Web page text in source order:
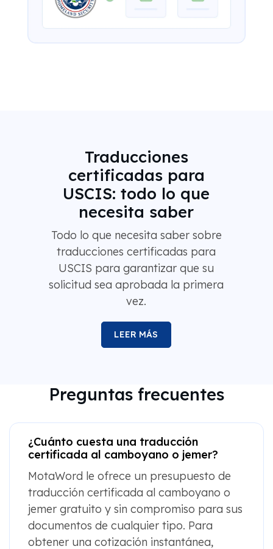
Traducciones
certificadas para
USCIS: todo lo que
necesita saber
Todo lo que necesita saber sobre
traducciones certificadas para
USCIS para garantizar que su
solicitud sea aprobada la primera
vez.
LEER MÁS
Preguntas frecuentes
¿Cuánto cuesta una traducción
certificada al camboyano o jemer?
MotaWord le ofrece un presupuesto de
traducción certificada al camboyano o
jemer gratuito y sin compromiso para sus
documentos de cualquier tipo. Para
obtener una cotización instantánea,